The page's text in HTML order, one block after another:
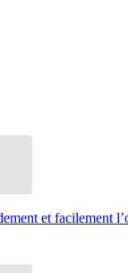
et facilement